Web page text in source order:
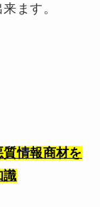
ます。
情報商材を
識